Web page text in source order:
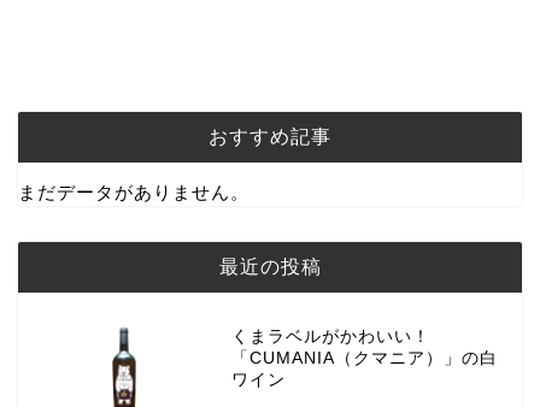
おすすめ記事
まだデータがありません。
最近の投稿
くまラベルがかわいい！
「CUMANIA（クマニア）」の白
ワイン